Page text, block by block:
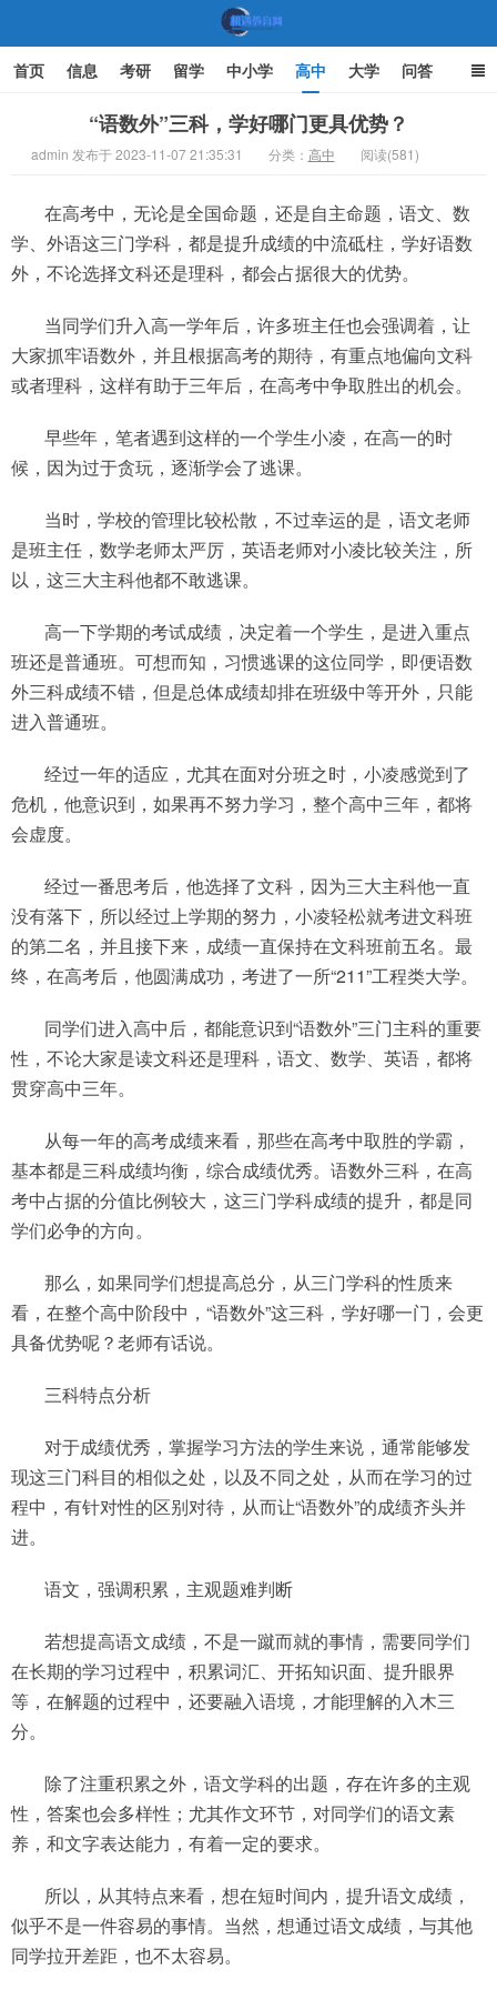
首页 信息 考研 留学 中小学 高中 大学 问答
家庭教育
“语数外”三科，学好哪门更具优势？
admin 发布于 2023-11-07 21:35:31 分类： 高中 阅读(581)
在高考中，无论是全国命题，还是自主命题，语文、数
学、外语这三门学科，都是提升成绩的中流砥柱，学好语数
外，不论选择文科还是理科，都会占据很大的优势。
当同学们升入高一学年后，许多班主任也会强调着，让
大家抓牢语数外，并且根据高考的期待，有重点地偏向文科
或者理科，这样有助于三年后，在高考中争取胜出的机会。
早些年，笔者遇到这样的一个学生小凌，在高一的时
候，因为过于贪玩，逐渐学会了逃课。
当时，学校的管理比较松散，不过幸运的是，语文老师
是班主任，数学老师太严厉，英语老师对小凌比较关注，所
以，这三大主科他都不敢逃课。
高一下学期的考试成绩，决定着一个学生，是进入重点
班还是普通班。可想而知，习惯逃课的这位同学，即便语数
外三科成绩不错，但是总体成绩却排在班级中等开外，只能
进入普通班。
经过一年的适应，尤其在面对分班之时，小凌感觉到了
危机，他意识到，如果再不努力学习，整个高中三年，都将
会虚度。
经过一番思考后，他选择了文科，因为三大主科他一直
没有落下，所以经过上学期的努力，小凌轻松就考进文科班
的第二名，并且接下来，成绩一直保持在文科班前五名。最
终，在高考后，他圆满成功，考进了一所“211”工程类大学。
同学们进入高中后，都能意识到“语数外”三门主科的重要
性，不论大家是读文科还是理科，语文、数学、英语，都将
贯穿高中三年。
从每一年的高考成绩来看，那些在高考中取胜的学霸，
基本都是三科成绩均衡，综合成绩优秀。语数外三科，在高
考中占据的分值比例较大，这三门学科成绩的提升，都是同
学们必争的方向。
那么，如果同学们想提高总分，从三门学科的性质来
看，在整个高中阶段中，“语数外”这三科，学好哪一门，会更
具备优势呢？老师有话说。
三科特点分析
对于成绩优秀，掌握学习方法的学生来说，通常能够发
现这三门科目的相似之处，以及不同之处，从而在学习的过
程中，有针对性的区别对待，从而让“语数外”的成绩齐头并
进。
语文，强调积累，主观题难判断
若想提高语文成绩，不是一蹴而就的事情，需要同学们
在长期的学习过程中，积累词汇、开拓知识面、提升眼界
等，在解题的过程中，还要融入语境，才能理解的入木三
分。
除了注重积累之外，语文学科的出题，存在许多的主观
性，答案也会多样性；尤其作文环节，对同学们的语文素
养，和文字表达能力，有着一定的要求。
所以，从其特点来看，想在短时间内，提升语文成绩，
似乎不是一件容易的事情。当然，想通过语文成绩，与其他
同学拉开差距，也不太容易。